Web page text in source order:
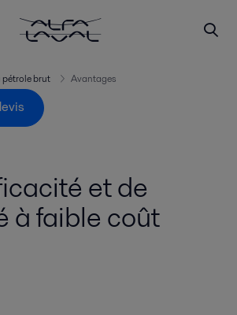
pétrole brut Avantages
et de
à faible coût